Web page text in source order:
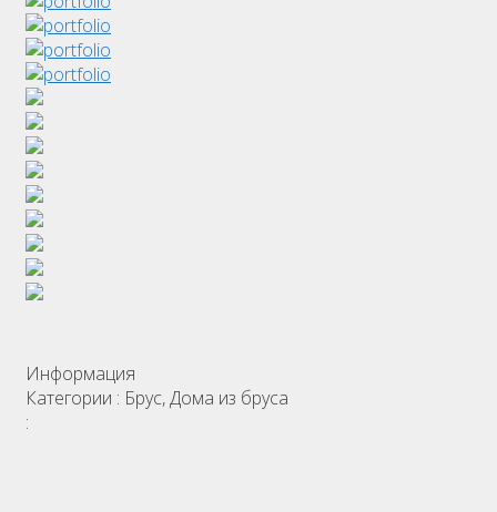
Информация
Категории : Брус, Дома из бруса
: